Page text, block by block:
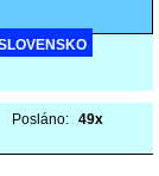
Posláno: 49x